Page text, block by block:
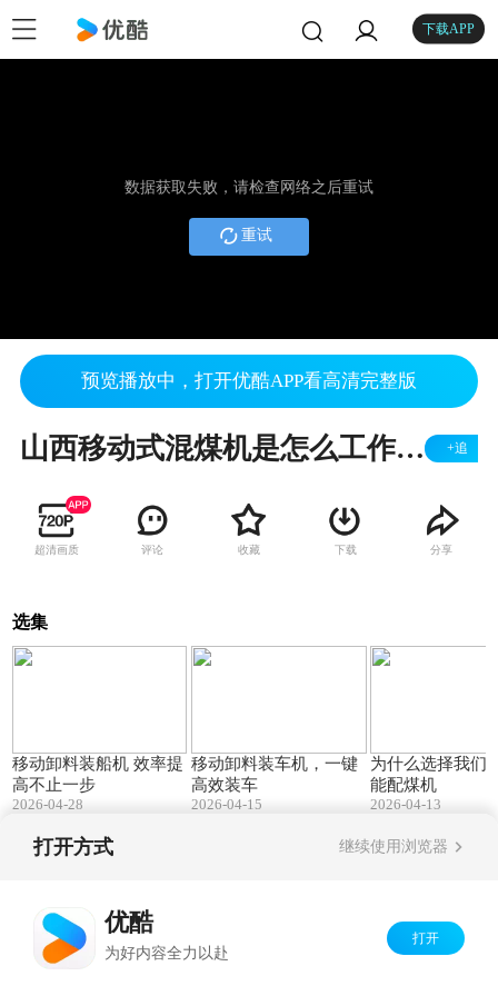
下载APP
数据获取失败，请检查网络之后重试
重试
预览播放中，打开优酷APP看高清完整版
山西移动式混煤机是怎么工作的 泰安中锐能源为您全方位展示 +追
超清画质 评论 收藏 下载 分享
选集
移动卸料装船机 效率提
高不止一步
2026-04-28
移动卸料装车机，一键
高效装车
2026-04-15
为什么选择我们
能配煤机
2026-04-13
打开方式 继续使用浏览器
优酷
为好内容全力以赴
打开